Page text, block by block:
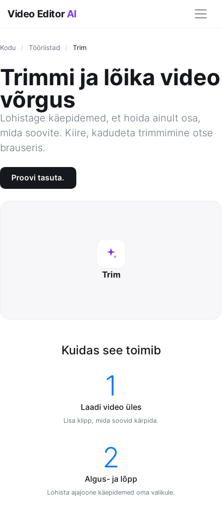
Video EditorAI
Kodu / Tööriistad / Trim
Trimmi ja lõika video
võrgus
Lohistage käepidemed, et hoida ainult osa,
mida soovite. Kiire, kadudeta trimmimine otse
brauseris.
Proovi tasuta.
Trim
Kuidas see toimib
1
Laadi video üles
Lisa klipp, mida soovid kärpida.
2
Algus- ja lõpp
Lohista ajajoone käepidemed oma valikule.